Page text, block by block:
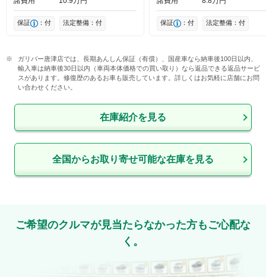
保証 ：付 法定整備：付 保証 ：付 法定整備：付
ガリバー唐津店では、長期あんしん保証（有償）、国産車なら納車後100日以内、
輸入車は納車後30日以内（車両本体価格での買い取り）なら返品できる返品サービ
スがあります。修復歴のあるお車も販売しています。詳しくはお気軽に店舗にお問
い合わせください。
在庫紹介を見る
全国からお取り寄せ可能な在庫を見る
ご希望のクルマが見当たらなかった方もご心配な
く。